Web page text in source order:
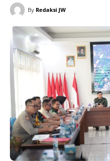
By Redaksi JW